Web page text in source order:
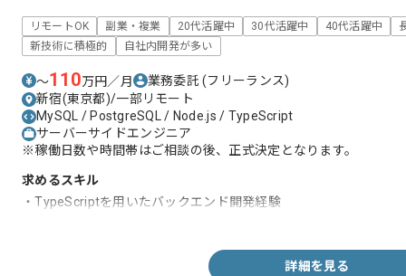
リモートOK 副業・複業 20代活躍中 30代活躍中 40代活躍中
新技術に積極的
自社内開発が多い
〜110万円／月 業務委託(フリーランス)
新宿(東京都)/一部リモート
MySQL / PostgreSQL / Node.js / TypeScript
サーバーサイドエンジニア
※稼働日数や時間帯はご相談の後、正式決定となります。
求めるスキル
・TypeScriptを用いたバックエンド開発経験
詳細を見る